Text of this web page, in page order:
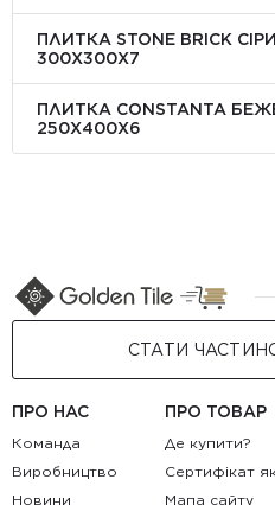
ПЛИТКА STONE BRICK
300Х300X7
ПЛИТКА CONSTANTA
250Х400X6
СТАТИ
ПРО НАС
Команда
Виробництво
Новини
ПРО ТОВАР
Де купити?
Сертифікат
Мапа сайту